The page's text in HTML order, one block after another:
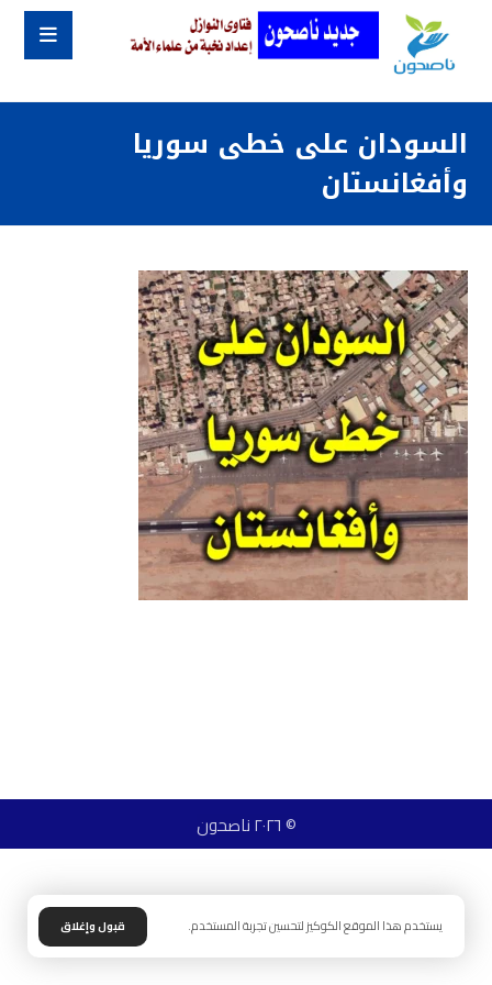
السودان على خطى سوريا
وأفغانستان
© ٢٠٢٦ ناصحون
يستخدم هذا الموقع الكوكيز لتحسين تجربة المستخدم. قبول وإغلاق